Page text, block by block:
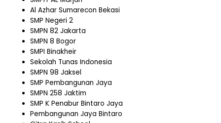
Al Azhar Sumarecon Bekasi
SMP Negeri 2
SMPN 82 Jakarta
SMPN 8 Bogor
SMPI Binakheir
Sekolah Tunas Indonesia
SMPN 98 Jaksel
SMP Pembangunan Jaya
SMPN 258 Jaktim
SMP K Penabur Bintaro Jaya
Pembangunan Jaya Bintaro